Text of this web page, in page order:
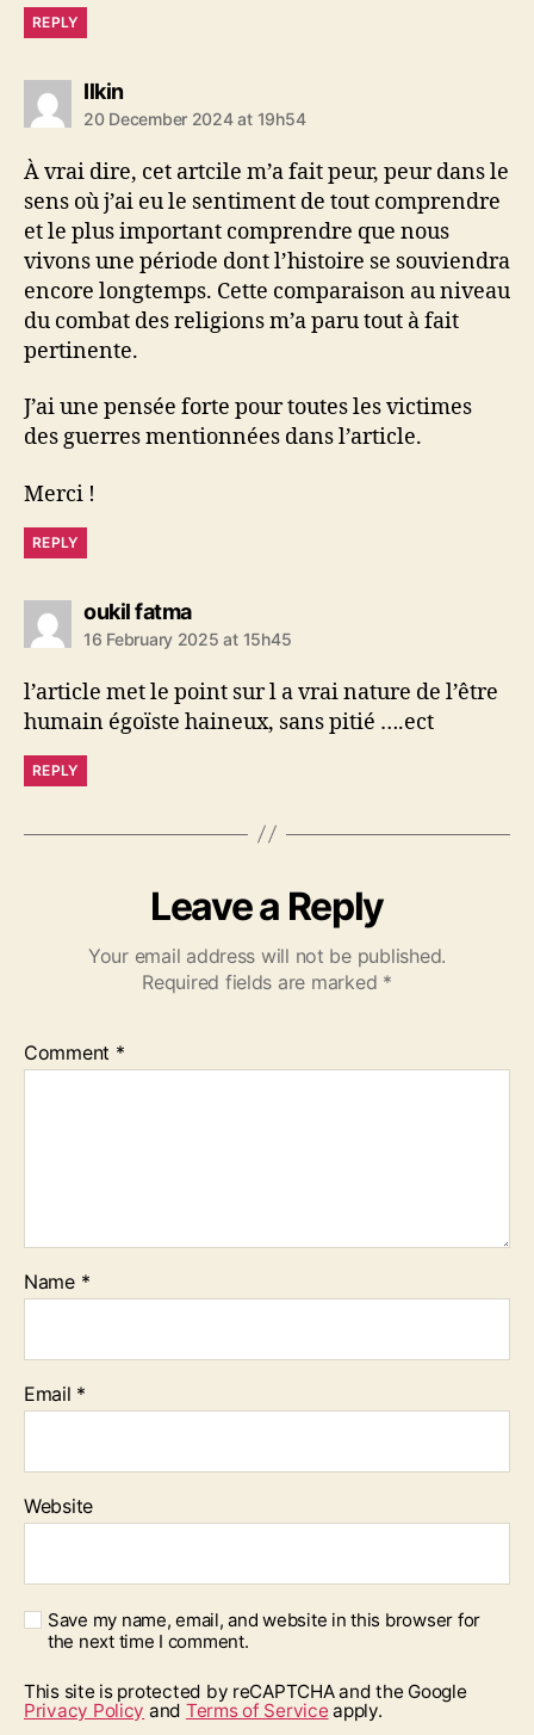
REPLY
Ilkinsays:
20 December 2024 at 19h54
À vrai dire, cet artcile m’a fait peur, peur dans le
sens où j’ai eu le sentiment de tout comprendre
et le plus important comprendre que nous
vivons une période dont l’histoire se souviendra
encore longtemps. Cette comparaison au niveau
du combat des religions m’a paru tout à fait
pertinente.
J’ai une pensée forte pour toutes les victimes
des guerres mentionnées dans l’article.
Merci !
REPLY
oukil fatmasays:
16 February 2025 at 15h45
l’article met le point sur l a vrai nature de l’être
humain égoïste haineux, sans pitié ….ect
REPLY
Leave a Reply
Your email address will not be published.
Required fields are marked *
Comment *
Name *
Email *
Website
Save my name, email, and website in this browser for
the next time I comment.
This site is protected by reCAPTCHA and the Google
Privacy Policy and Terms of Service apply.